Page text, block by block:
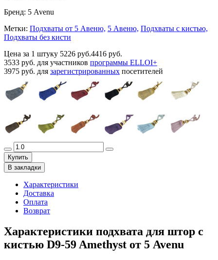
Бренд: 5 Avenu
Метки: Подхваты от 5 Авеню, 5 Авеню, Подхваты с кистью,
Подхваты без кисти
Цена за 1 штуку 5226 руб.4416 руб.
3533 руб. для участников программы ELLOI+
3975 руб. для зарегистрированных посетителей
Купить
В закладки
Характеристики
Доставка
Оплата
Возврат
Характеристики подхвата для штор с
кистью D9-59 Amethyst от 5 Avenu